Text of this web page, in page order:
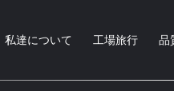
私達について 工場旅行 品